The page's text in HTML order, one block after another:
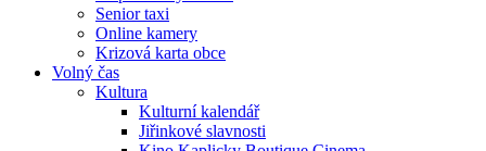
Senior taxi
Online kamery
Krizová karta obce
Volný čas
Kultura
Kulturní kalendář
Jiřinkové slavnosti